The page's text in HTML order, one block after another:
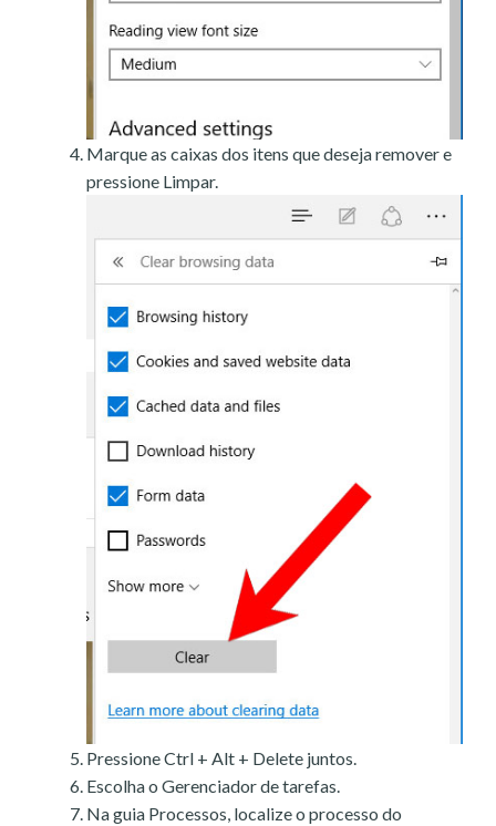
Marque as caixas dos itens que deseja remover e
pressione Limpar.
Pressione Ctrl + Alt + Delete juntos.
Escolha o Gerenciador de tarefas.
Na guia Processos, localize o processo do